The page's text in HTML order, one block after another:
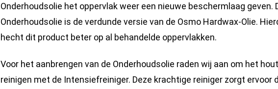
Onderhoudsolie het oppervlak weer een nieuwe beschermlaag geven.
Onderhoudsolie is de verdunde versie van de Osmo Hardwax-Olie.
hecht dit product beter op al behandelde oppervlakken.
Voor het aanbrengen van de Onderhoudsolie raden wij aan om het
reinigen met de Intensiefreiniger. Deze krachtige reiniger zorgt ervoor